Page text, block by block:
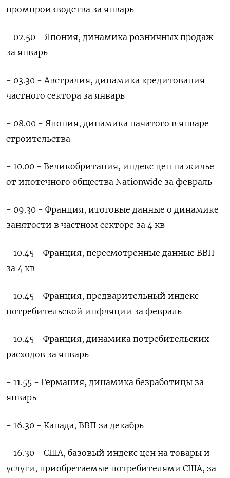
промпроизводства за январь
- 02.50 - Япония, динамика розничных продаж
за январь
- 03.30 - Австралия, динамика кредитования
частного сектора за январь
- 08.00 - Япония, динамика начатого в январе
строительства
- 10.00 - Великобритания, индекс цен на жилье
от ипотечного общества Nationwide за февраль
- 09.30 - Франция, итоговые данные о динамике
занятости в частном секторе за 4 кв
- 10.45 - Франция, пересмотренные данные ВВП
за 4 кв
- 10.45 - Франция, предварительный индекс
потребительской инфляции за февраль
- 10.45 - Франция, динамика потребительских
расходов за январь
- 11.55 - Германия, динамика безработицы за
январь
- 16.30 - Канада, ВВП за декабрь
- 16.30 - США, базовый индекс цен на товары и
услуги, приобретаемые потребителями США, за